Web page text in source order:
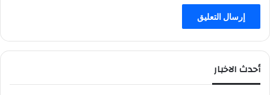
أحدث الاخبار